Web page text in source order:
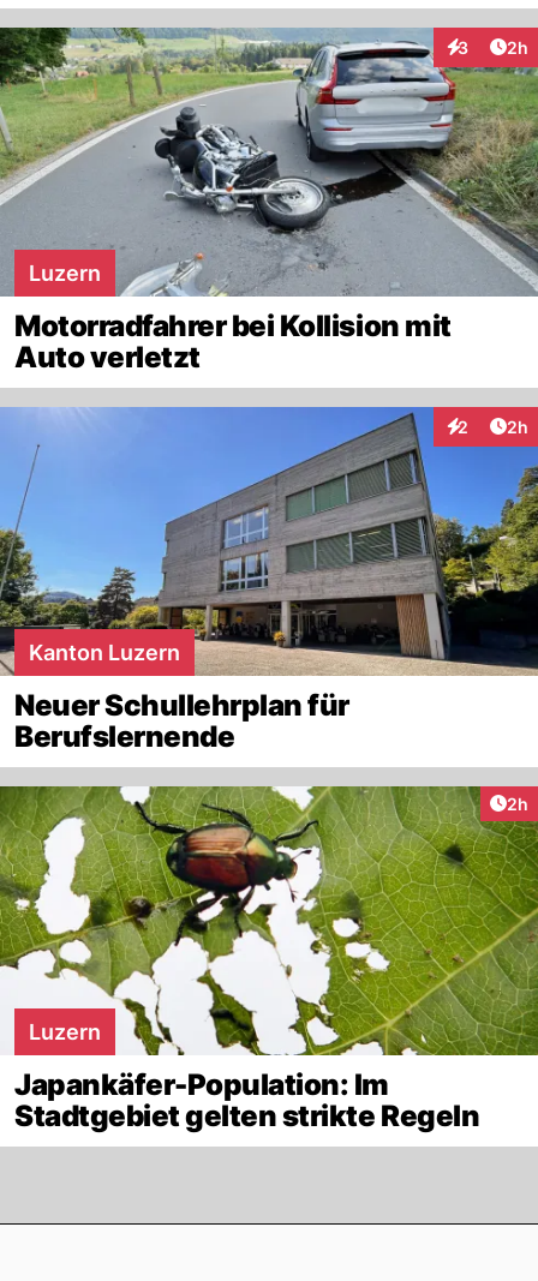
3 2h
Luzern
Motorradfahrer bei Kollision mit
Auto verletzt
2 2h
Kanton Luzern
Neuer Schullehrplan für
Berufslernende
2h
Luzern
Japankäfer-Population: Im
Stadtgebiet gelten strikte Regeln